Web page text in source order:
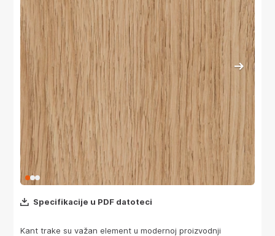
Specifikacije u PDF datoteci
Kant trake su važan element u modernoj proizvodnji